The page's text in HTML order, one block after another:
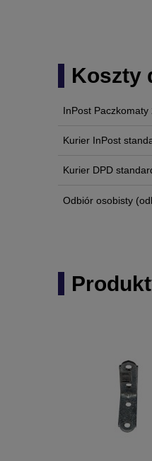
Koszty
InPost Paczkomaty
Kurier InPost
Kurier DPD
Odbiór osobisty